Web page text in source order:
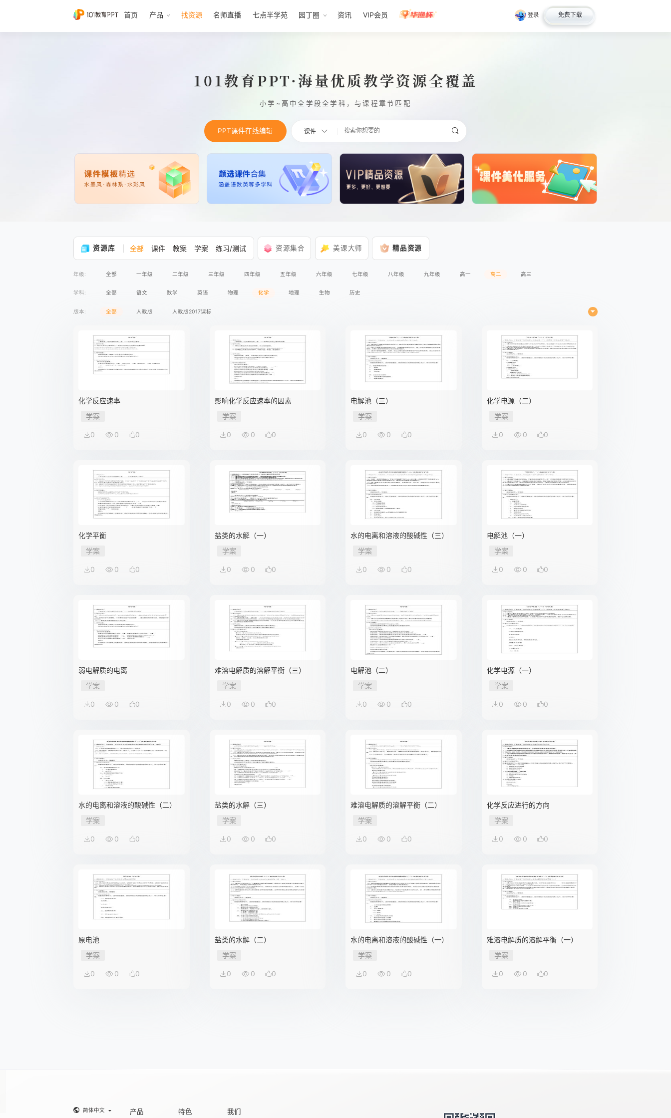
首页 产品 找资源 名师直播 七点半学苑 园丁圈 资讯 VIP会员 登录 免费下载
101教育PPT·海量优质教学资源全覆盖
小学~高中全学段全学科，与课程章节匹配
PPT课件在线编辑 课件
资源库 全部 课件 教案 学案 练习/测试 资源集合 美课大师 精品资源
年级: 全部 一年级 二年级 三年级 四年级 五年级 六年级 七年级 八年级 九年级 高一 高二 高三
学科: 全部 语文 数学 英语 物理 化学 地理 生物 历史
版本: 全部 人教版 人教版2017课标
化学反应速率
学案
0 0 0
影响化学反应速率的因素
学案
0 0 0
电解池（三）
学案
0 0 0
化学电源（二）
学案
0 0 0
化学平衡
学案
0 0 0
盐类的水解（一）
学案
0 0 0
水的电离和溶液的酸碱性（三）
学案
0 0 0
电解池（一）
学案
0 0 0
弱电解质的电离
学案
0 0 0
难溶电解质的溶解平衡（三）
学案
0 0 0
电解池（二）
学案
0 0 0
化学电源（一）
学案
0 0 0
水的电离和溶液的酸碱性（二）
学案
0 0 0
盐类的水解（三）
学案
0 0 0
难溶电解质的溶解平衡（二）
学案
0 0 0
化学反应进行的方向
学案
0 0 0
原电池
学案
0 0 0
盐类的水解（二）
学案
0 0 0
水的电离和溶液的酸碱性（一）
学案
0 0 0
难溶电解质的溶解平衡（一）
学案
0 0 0
简体中文 产品 特色 我们